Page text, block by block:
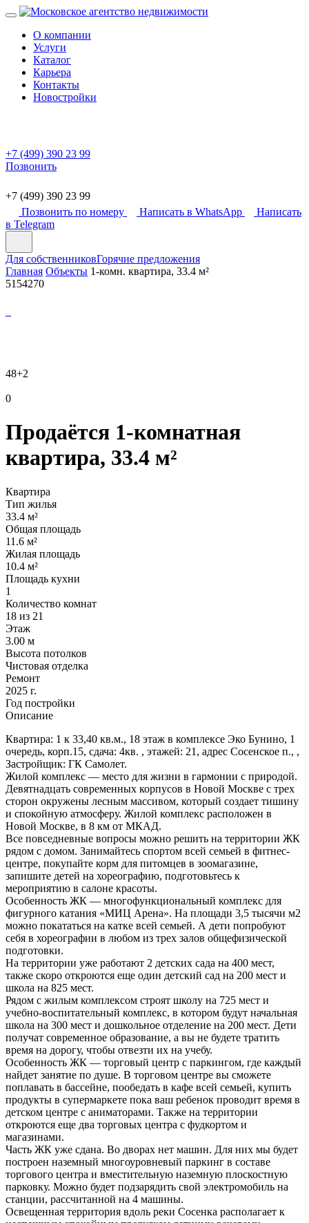
О компании
Услуги
Каталог
Карьера
Контакты
Новостройки
+7 (499) 390 23 99
Позвонить
+7 (499) 390 23 99
Позвонить по номеру
Написать в WhatsApp
Написать
в Telegram
Для собственниковГорячие предложения
Главная Объекты 1-комн. квартира, 33.4 м²
5154270
48+2
0
Продаётся 1-комнатная
квартира, 33.4 м²
Квартира
Тип жилья
33.4 м²
Общая площадь
11.6 м²
Жилая площадь
10.4 м²
Площадь кухни
1
Количество комнат
18 из 21
Этаж
3.00 м
Высота потолков
Чистовая отделка
Ремонт
2025 г.
Год постройки
Описание
Квартира: 1 к 33,40 кв.м., 18 этаж в комплексе Эко Бунино, 1
очередь, корп.15, сдача: 4кв. , этажей: 21, адрес Сосенское п., ,
Застройщик: ГК Самолет.
Жилой комплекс — место для жизни в гармонии с природой.
Девятнадцать современных корпусов в Новой Москве с трех
сторон окружены лесным массивом, который создает тишину
и спокойную атмосферу. Жилой комплекс расположен в
Новой Москве, в 8 км от МКАД.
Все повседневные вопросы можно решить на территории ЖК
рядом с домом. Занимайтесь спортом всей семьей в фитнес-
центре, покупайте корм для питомцев в зоомагазине,
запишите детей на хореографию, подготовьтесь к
мероприятию в салоне красоты.
Особенность ЖК — многофункциональный комплекс для
фигурного катания «МИЦ Арена». На площади 3,5 тысячи м2
можно покататься на катке всей семьей. А дети попробуют
себя в хореографии в любом из трех залов общефизической
подготовки.
На территории уже работают 2 детских сада на 400 мест,
также скоро откроются еще один детский сад на 200 мест и
школа на 825 мест.
Рядом с жилым комплексом строят школу на 725 мест и
учебно-воспитательный комплекс, в котором будут начальная
школа на 300 мест и дошкольное отделение на 200 мест. Дети
получат современное образование, а вы не будете тратить
время на дорогу, чтобы отвезти их на учебу.
Особенность ЖК — торговый центр с паркингом, где каждый
найдет занятие по душе. В торговом центре вы сможете
поплавать в бассейне, пообедать в кафе всей семьей, купить
продукты в супермаркете пока ваш ребенок проводит время в
детском центре с аниматорами. Также на территории
откроются еще два торговых центра с фудкортом и
магазинами.
Часть ЖК уже сдана. Во дворах нет машин. Для них мы будет
построен наземный многоуровневый паркинг в составе
торгового центра и вместительную наземную плоскостную
парковку. Можно будет подзарядить свой электромобиль на
станции, рассчитанной на 4 машины.
Освещенная территория вдоль реки Сосенка располагает к